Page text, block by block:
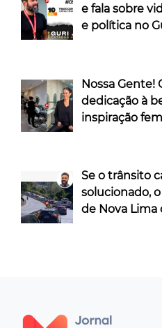
e fala sobre
e política no
Nossa Gente!
dedicação à
inspiração
Se o trânsito
solucionado,
de Nova Lima